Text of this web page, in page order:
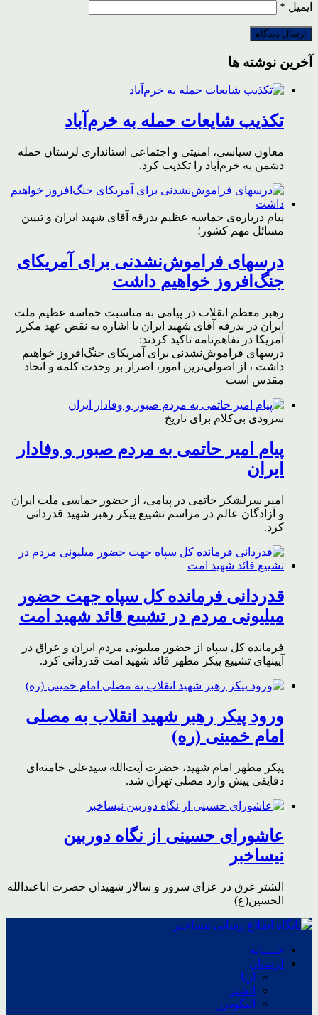
ایمیل *
آخرین نوشته ها
تکذیب شایعات حمله به خرم‌آباد
معاون سیاسی، امنیتی و اجتماعی استانداری لرستان حمله
دشمن به خرم‌آباد را تکذیب کرد.
پیام درباره‌ی حماسه عظیم بدرقه آقای شهید ایران و تبیین
مسائل مهم کشور؛
درسهای فراموش‌نشدنی برای آمریکای
جنگ‌افروز خواهیم داشت
رهبر معظم انقلاب در پیامی به مناسبت حماسه عظیم ملت
ایران در بدرقه آقای شهید ایران با اشاره به نقض عهد مکرر
آمریکا در تفاهم‌نامه تاکید کردند:
درسهای فراموش‌نشدنی برای آمریکای جنگ‌افروز خواهیم
داشت ، از اصولی‌ترین امور، اصرار بر وحدت کلمه و اتحاد
مقدس است
سرودی بی‌کلام برای تاریخ
پیام امیر حاتمی به مردم صبور و وفادار
ایران
امیر سرلشکر حاتمی در پیامی، از حضور حماسی ملت ایران
و آزادگان عالم در مراسم تشییع پیکر رهبر شهید قدردانی
کرد.
قدردانی فرمانده کل سپاه جهت حضور
میلیونی مردم در تشییع قائد شهید امت
فرمانده کل سپاه از حضور میلیونی مردم ایران و عراق در
آیینهای تشییع پیکر مطهر قائد شهید امت قدردانی کرد.
ورود پیکر رهبر شهید انقلاب به مصلی
امام خمینی (ره)
پیکر مطهر امام شهید،‌ حضرت آیت‌الله سیدعلی خامنه‌ای
دقایقی پیش وارد مصلی تهران شد.
عاشورای حسینی از نگاه دوربین
نیساخبر
الشتر غرق در عزای سرور و سالار شهیدان حضرت اباعبدالله
الحسین(ع)
خــــانه
لرستان
ازنا
الشتر
الیگودرز